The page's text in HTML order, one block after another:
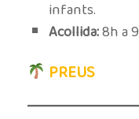
infants.
Acollida:8h a
PREUS